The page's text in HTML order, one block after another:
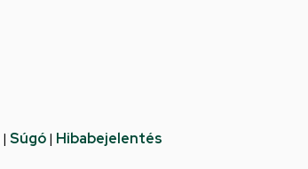
| Súgó| Hibabejelentés